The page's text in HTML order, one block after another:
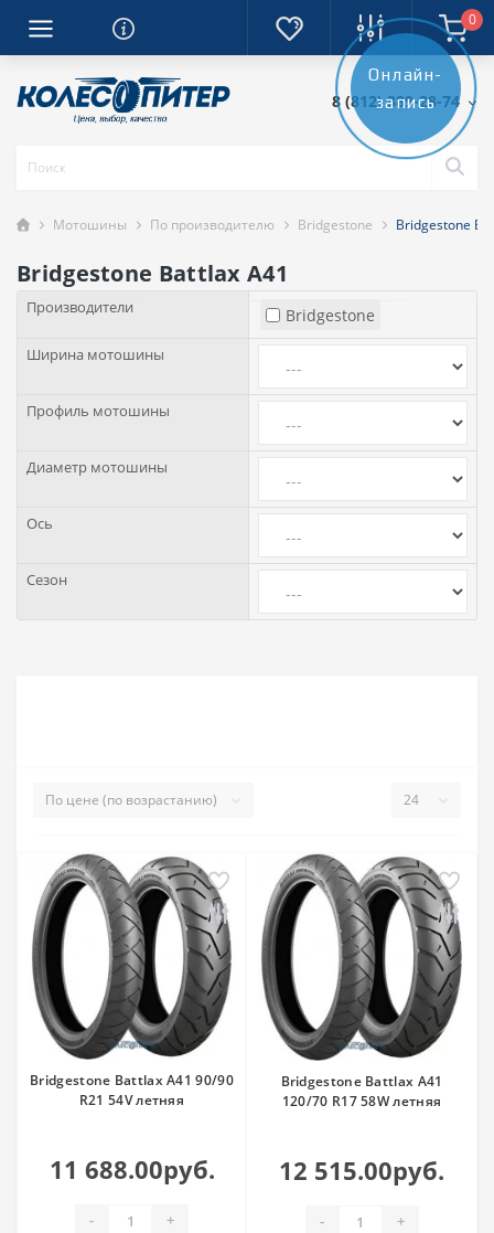
0
8 (812) 389-28-74
Мотошины По производителю Bridgestone Bridgestone
Bridgestone Battlax A41
Производители Bridgestone
Ширина мотошины
Профиль мотошины
Диаметр мотошины
Ось
Сезон
Bridgestone Battlax A41 90/90
R21 54V летняя
11 688.00руб.
- +
Bridgestone Battlax A41
120/70 R17 58W летняя
12 515.00руб.
- +
Онлайн-
запись